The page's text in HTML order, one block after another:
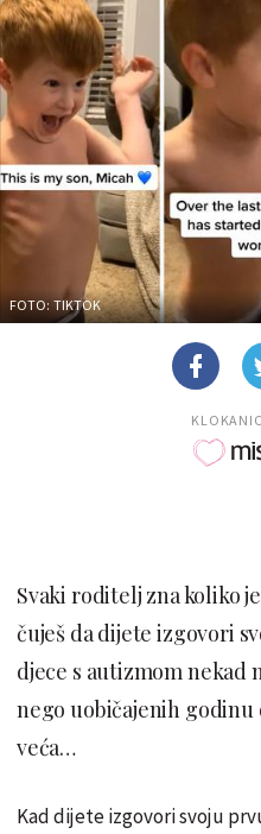
FOTO: TIKTOK
Svaki roditelj zna koliko
čuješ da dijete izgovori
djece s autizmom nekad
nego uobičajenih godinu
veća…
Kad dijete izgovori svoju